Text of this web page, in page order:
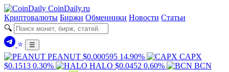
CoinDaily.ru
Криптовалюты Биржи Обменники Новости Статьи
🔍
⭐
☰
PEANUT $0.000595 14.90%
CAPX
$0.1513 0.30% HALO $0.0452 0.60%
BCN